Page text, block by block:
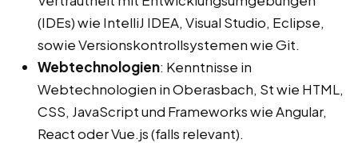
(IDEs) wie IntelliJ IDEA, Visual Studio, Eclipse,
sowie Versionskontrollsystemen wie Git.
Webtechnologien: Kenntnisse in
Webtechnologien in Oberasbach, St wie HTML,
CSS, JavaScript und Frameworks wie Angular,
React oder Vue.js (falls relevant).